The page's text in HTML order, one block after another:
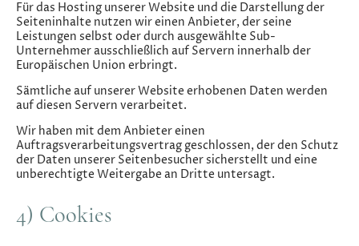
Für das Hosting unserer Website und die Darstellung der
Seiteninhalte nutzen wir einen Anbieter, der seine
Leistungen selbst oder durch ausgewählte Sub-
Unternehmer ausschließlich auf Servern innerhalb der
Europäischen Union erbringt.
Sämtliche auf unserer Website erhobenen Daten werden
auf diesen Servern verarbeitet.
Wir haben mit dem Anbieter einen
Auftragsverarbeitungsvertrag geschlossen, der den Schutz
der Daten unserer Seitenbesucher sicherstellt und eine
unberechtigte Weitergabe an Dritte untersagt.
4) Cookies